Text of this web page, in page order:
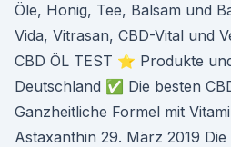
Öle, Honig, Tee, Balsam und
Vida, Vitrasan, CBD-Vital und
CBD ÖL TEST ⭐ Produkte
Deutschland ✅ Die besten
Ganzheitliche Formel mit
Astaxanthin 29. März 2019